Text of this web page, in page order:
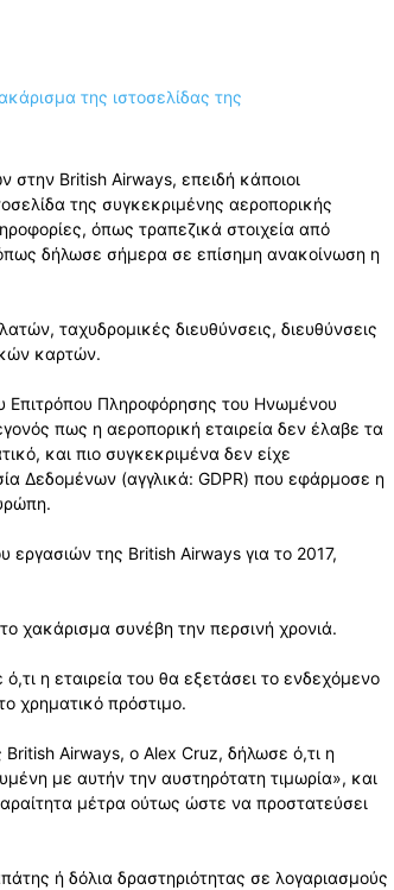
στην British Airways, επειδή κάποιοι
της συγκεκριμένης αεροπορικής
όπως τραπεζικά στοιχεία από
δήλωσε σήμερα σε επίσημη ανακοίνωση η
ταχυδρομικές διευθύνσεις, διευθύνσεις
καρτών.
Επιτρόπου Πληροφόρησης του Ηνωμένου
πως η αεροπορική εταιρεία δεν έλαβε τα
και πιο συγκεκριμένα δεν είχε
Δεδομένων (αγγλικά: GDPR) που εφάρμοσε η
εργασιών της British Airways για το 2017,
χακάρισμα συνέβη την περσινή χρονιά.
η εταιρεία του θα εξετάσει το ενδεχόμενο
χρηματικό πρόστιμο.
Airways, ο Alex Cruz, δήλωσε ό,τι η
με αυτήν την αυστηρότατη τιμωρία», και
μέτρα ούτως ώστε να προστατεύσει
ή δόλια δραστηριότητας σε λογαριασμούς